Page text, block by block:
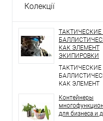
Колекції
ТАКТИЧЕСКИЕ
КАК ЭЛЕМЕНТ
ЭКИПИРОВКИ
ТАКТИЧЕСКИЕ
КАК ЭЛЕМЕНТ
Контейнеры
для бизнеса и